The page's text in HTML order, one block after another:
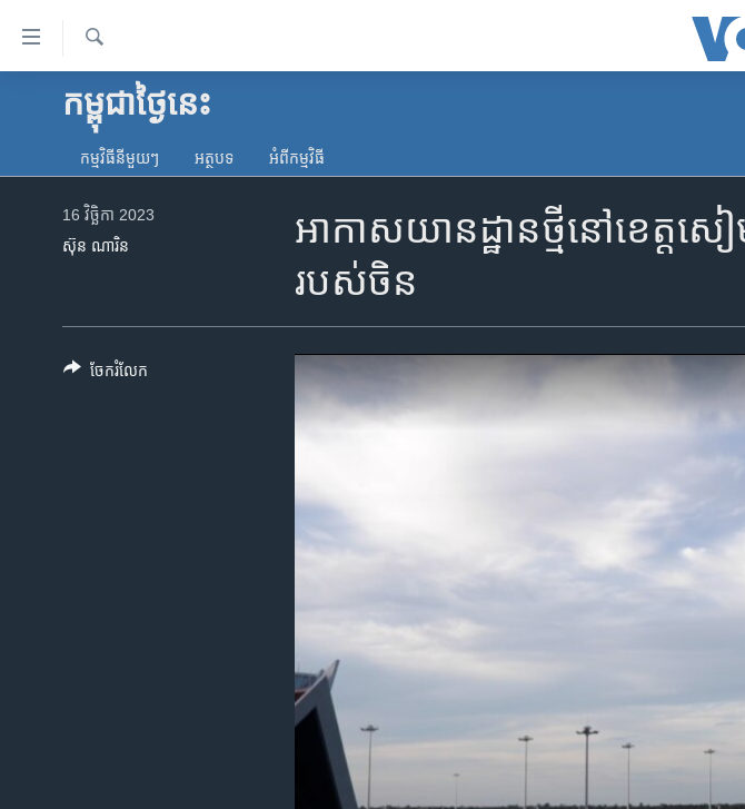
ទៅ​
គេហទំព័រ​
ទាក់ទង
និង​អាមេរិក
ហេឡូវីអូអេ
ទូរទស្សន៍ / វីដេអូ​
រក
កម្ពុជាថ្ងៃនេះ
កម្មវិធី​នីមួយៗ អត្ថបទ​ អំពី​កម្មវិធី​
អាកាសយានដ្ឋានថ្មីនៅខេត្ត
របស់ចិន
16 វិច្ឆិកា 2023
ស៊ុន ណារិន
ចែករំលែក